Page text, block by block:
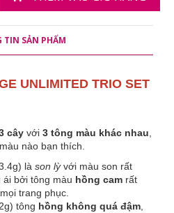
TIN SẢN PHẨM
UNLIMITED TRIO SET
cây với 3 tông màu khác nhau
nào bạn thích.
là son lỳvới màu son rất
bởi tông màu hồng cam rất
trang phục.
tông hồng không quá đậm